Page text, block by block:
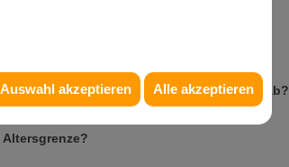
Auswahl akzeptieren Alle akzeptieren
bei Kindern und Jugendlichen ab?